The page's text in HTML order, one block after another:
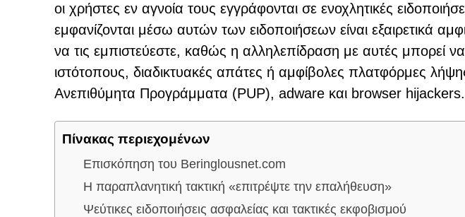
οι χρήστες εν αγνοία τους εγγράφονται σε ενοχλητικές
εμφανίζονται μέσω αυτών των ειδοποιήσεων είναι εξαιρετικά
να τις εμπιστεύεστε, καθώς η αλληλεπίδραση με αυτές μπορεί
ιστότοπους, διαδικτυακές απάτες ή αμφίβολες πλατφόρμες
Ανεπιθύμητα Προγράμματα (PUP), adware και browser hijackers.
Πίνακας περιεχομένων
Επισκόπηση του Beringlousnet.com
Η παραπλανητική τακτική «επιτρέψτε την επαλήθευση»
Ψεύτικες ειδοποιήσεις ασφαλείας και τακτικές εκφοβισμού